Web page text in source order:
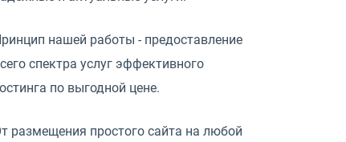
нашей работы - предоставление
спектра услуг эффективного
по выгодной цене.
размещения простого сайта на любой